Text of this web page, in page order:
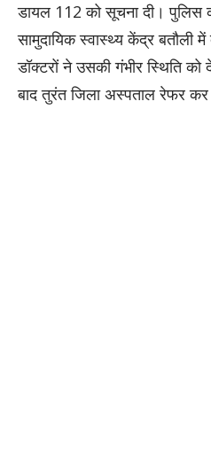
डायल 112 को सूचना दी। पुलिस
सामुदायिक स्वास्थ्य केंद्र बतौली
डॉक्टरों ने उसकी गंभीर स्थिति
बाद तुरंत जिला अस्पताल रेफर कर